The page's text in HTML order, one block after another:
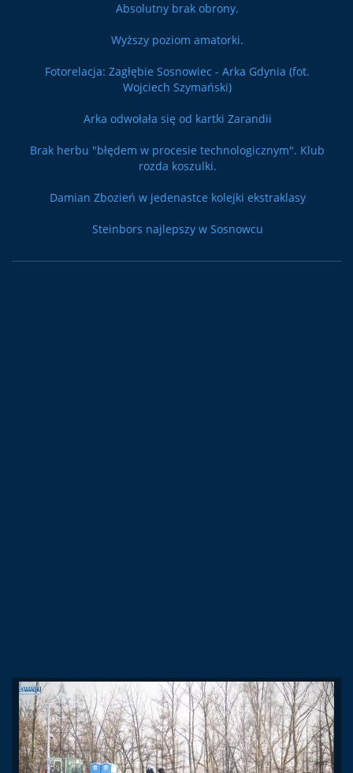
Absolutny brak obrony.
Wyższy poziom amatorki.
Fotorelacja: Zagłębie Sosnowiec - Arka Gdynia (fot.
Wojciech Szymański)
Arka odwołała się od kartki Zarandii
Brak herbu "błędem w procesie technologicznym". Klub
rozda koszulki.
Damian Zbozień w jedenastce kolejki ekstraklasy
Steinbors najlepszy w Sosnowcu